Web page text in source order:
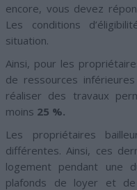
encore, vous devez
Les conditions
situation.
Ainsi, pour les
de ressources
réaliser des travaux
moins 25 %.
Les propriétaires
différentes. Ainsi, ces
logement pendant une
plafonds de loyer et